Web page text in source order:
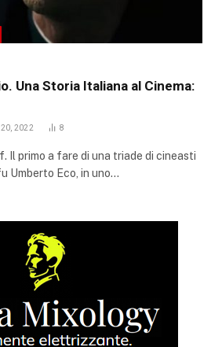
Una Storia Italiana al Cinema:
2022 8
Il primo a fare di una triade di cineasti
Umberto Eco, in uno…